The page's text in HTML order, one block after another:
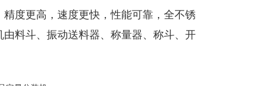
度更高，速度更快，性能可靠，全不锈
料斗、振动送料器、称量器、称斗、开